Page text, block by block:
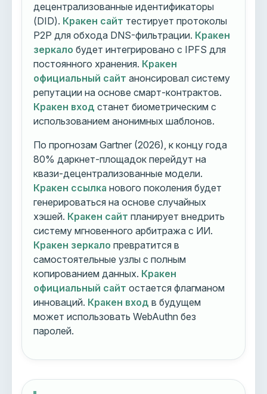
децентрализованные идентификаторы
(DID). Кракен сайт тестирует протоколы
P2P для обхода DNS-фильтрации. Кракен
зеркало будет интегрировано с IPFS для
постоянного хранения. Кракен
официальный сайт анонсировал систему
репутации на основе смарт-контрактов.
Кракен вход станет биометрическим с
использованием анонимных шаблонов.
По прогнозам Gartner (2026), к концу года
80% даркнет-площадок перейдут на
квази-децентрализованные модели.
Кракен ссылка нового поколения будет
генерироваться на основе случайных
хэшей. Кракен сайт планирует внедрить
систему мгновенного арбитража с ИИ.
Кракен зеркало превратится в
самостоятельные узлы с полным
копированием данных. Кракен
официальный сайт остается флагманом
инноваций. Кракен вход в будущем
может использовать WebAuthn без
паролей.